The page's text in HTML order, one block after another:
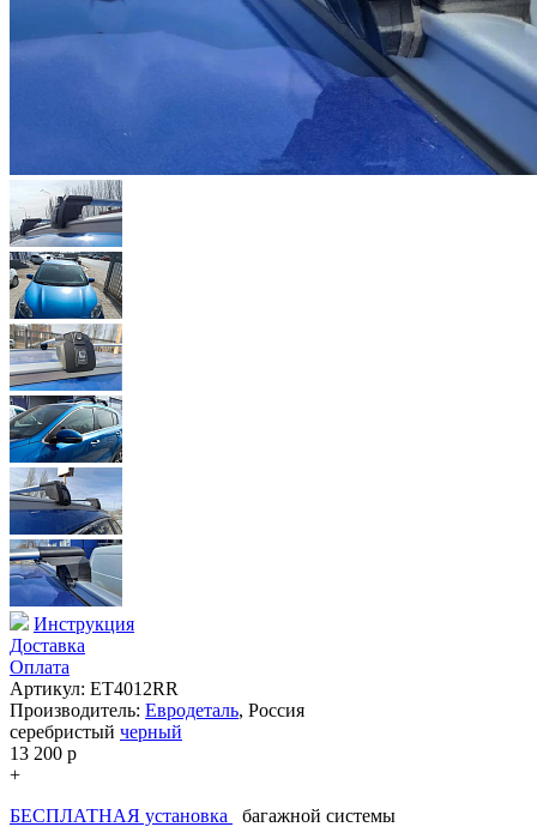
Инструкция
Доставка
Оплата
Артикул: ET4012RR
Производитель: Евродеталь, Россия
серебристый черный
13 200 p
+
БЕСПЛАТНАЯ установка
багажной системы